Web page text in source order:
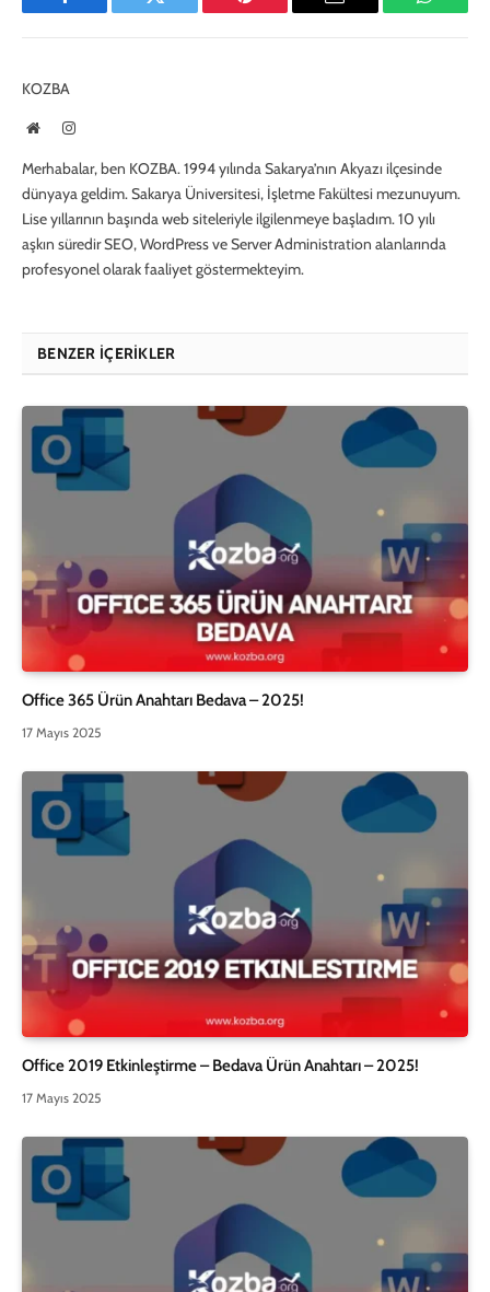
Facebook Twitter Pinterest
E-
KOZBA
WebsiteInstagram
Merhabalar, ben KOZBA. 1994 yılında Sakarya’nın Akyazı ilçesinde
dünyaya geldim. Sakarya Üniversitesi, İşletme Fakültesi mezunuyum.
Lise yıllarının başında web siteleriyle ilgilenmeye başladım. 10 yılı
aşkın süredir SEO, WordPress ve Server Administration alanlarında
profesyonel olarak faaliyet göstermekteyim.
BENZER İÇERIKLER
Office 365 Ürün Anahtarı Bedava – 2025!
17 Mayıs 2025
Office 2019 Etkinleştirme – Bedava Ürün Anahtarı – 2025!
17 Mayıs 2025